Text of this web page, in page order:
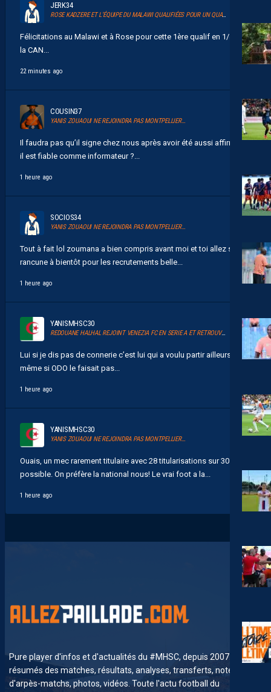
JERK34
ROSE KADZERE ET L’ÉQUIPE DU MALAWI QUALIFIÉES POUR UN QUART DE FINALE HISTORIQUE DE LA CAN 2026
Félicitations au Malawi et à Rose pour cette 1ère qualif en 1/4 de
la CAN...
22 minutes ago
COUSIN37
YANIS ZOUAOUI NE REJOINDRA PAS MONTPELLIER…
Il faudra pas qu’il signe chez nous après avoir été aussi affirmatif
il est fiable comme informateur ?...
1 heure ago
SOCIOS34
YANIS ZOUAOUI NE REJOINDRA PAS MONTPELLIER…
Tout à fait lol zoumana a bien compris avant moi et toi allez sans
rancune à bientôt pour les recrutements belle...
1 heure ago
YANISMHSC30
REDOUANE HALHAL REJOINT VENEZIA FC EN SERIE A ET RETROUVERA AKOR ADAMS
Lui si je dis pas de connerie c’est lui qui a voulu partir ailleurs
même si ODO le faisait pas...
1 heure ago
YANISMHSC30
YANIS ZOUAOUI NE REJOINDRA PAS MONTPELLIER…
Ouais, un mec rarement titulaire avec 28 titularisations sur 30
possible. On préfère la national nous! Le vrai foot a la...
1 heure ago
Pure player d'infos et d'actualités du #MHSC, depuis 2007. News,
résumés des matches, résultats, analyses, transferts, notes
d'arpès-matchs, photos, vidéos. Toute l'actu football du